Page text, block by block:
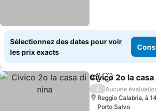
Sélectionnez des dates pour voir
les prix exacts
PartagerAjouter à
Civico 2o la
/
Aucune
Reggio Calabria, à
Porto Salvo